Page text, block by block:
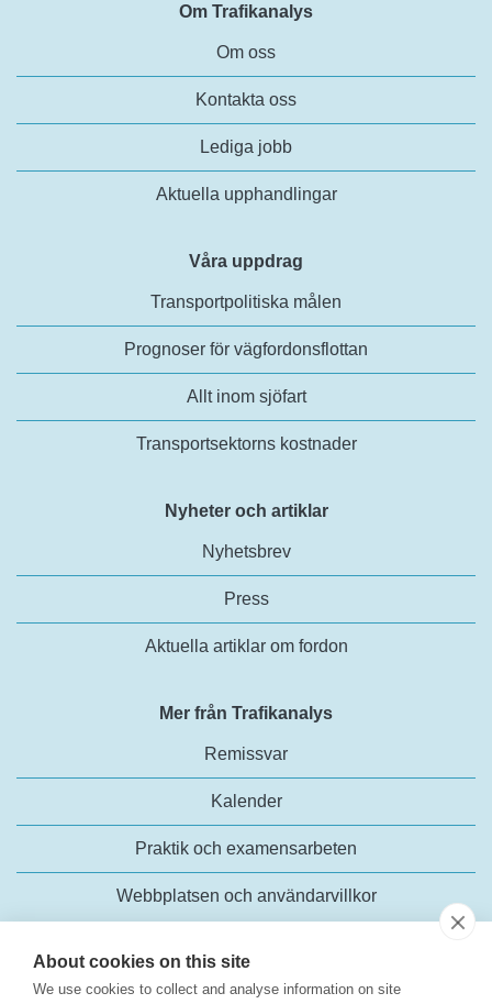
About cookies on this site
We use cookies to collect and analyse information on site
Om Trafikanalys
Om oss
Kontakta oss
Lediga jobb
Aktuella upphandlingar
Våra uppdrag
Transportpolitiska målen
Prognoser för vägfordonsflottan
Allt inom sjöfart
Transportsektorns kostnader
Nyheter och artiklar
Nyhetsbrev
Press
Aktuella artiklar om fordon
Mer från Trafikanalys
Remissvar
Kalender
Praktik och examensarbeten
Webbplatsen och användarvillkor